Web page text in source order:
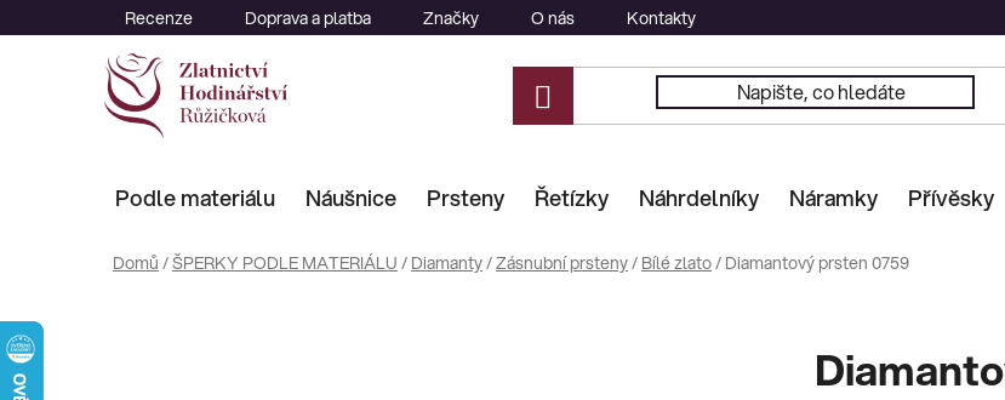
na
Recenze Doprava a platba Značky O nás Kontakty
Podle materiálu Náušnice Prsteny Řetízky Náhrdelníky Náramky Přívěsky
Domů /ŠPERKY PODLE MATERIÁLU / Diamanty/Zásnubní prsteny/ Bílé zlato/ Diamantový prsten 0759